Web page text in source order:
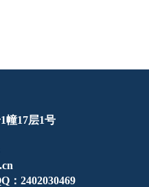
幢17层1号
：2402030469